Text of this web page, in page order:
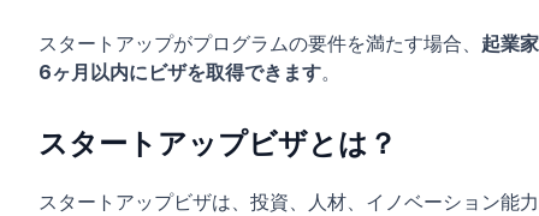
スタートアップがプログラムの要件を満たす場合、 起業
6ヶ月以内にビザを取得できます。
スタートアップビザとは？
スタートアップビザは、投資、人材、イノベーション能